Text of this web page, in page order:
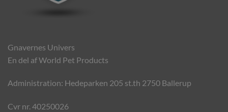
Gnavernes Univers
En del af World Pet Products
Administration: Hedeparken 205 st.th 2750 Ballerup
Cvr nr. 40250026